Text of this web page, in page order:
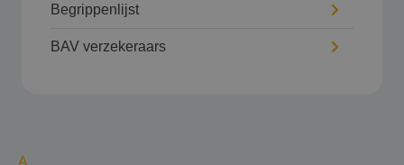
Begrippenlijst
BAV verzekeraars
A